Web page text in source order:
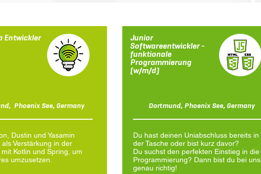
Entwickler
Phoenix See, Germany
Dustin und Yasamin
Verstärkung in der
Kotlin und Spring, um
umzusetzen.
Junior
Softwareentwickler -
funktionale
Programmierung
(w/m/d)
Dortmund, Phoenix See, Germany
Du hast deinen Uniabschluss bereits in
der Tasche oder bist kurz davor?
Du suchst den perfekten Einstieg in die
Programmierung? Dann bist du bei uns
genau richtig!